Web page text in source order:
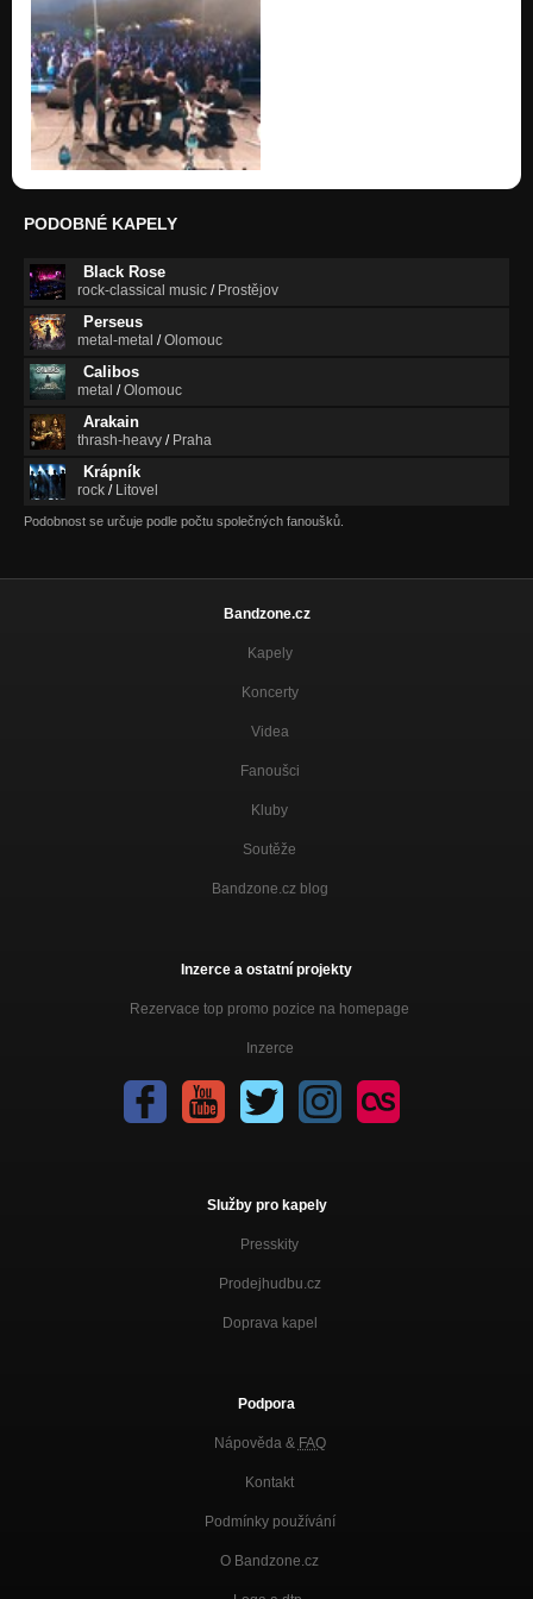
PODOBNÉ KAPELY
Black Rose
rock-classical music / Prostějov
Perseus
metal-metal /Olomouc
Calibos
metal /Olomouc
Arakain
thrash-heavy / Praha
Krápník
rock / Litovel
Podobnost se určuje podle počtu společných fanoušků.
Bandzone.cz
Kapely
Koncerty
Videa
Fanoušci
Kluby
Soutěže
Bandzone.cz blog
Inzerce a ostatní projekty
Rezervace top promo pozice na homepage
Inzerce
Služby pro kapely
Presskity
Prodejhudbu.cz
Doprava kapel
Podpora
Nápověda & FAQ
Kontakt
Podmínky používání
O Bandzone.cz